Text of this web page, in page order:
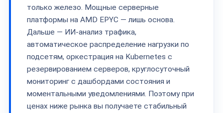
только железо. Мощные серверные
платформы на AMD EPYC — лишь основа.
Дальше — ИИ-анализ трафика,
автоматическое распределение нагрузки по
подсетям, оркестрация на Kubernetes с
резервированием серверов, круглосуточный
мониторинг с дашбордами состояния и
моментальными уведомлениями. Поэтому при
ценах ниже рынка вы получаете стабильный